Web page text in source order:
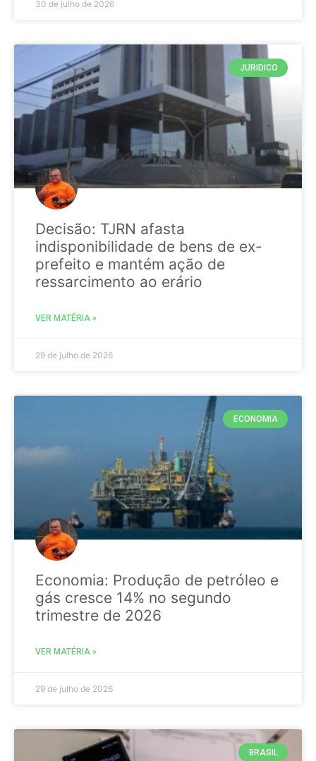
30 de julho de 2026
JURIDICO
Decisão: TJRN afasta
indisponibilidade de bens de ex-
prefeito e mantém ação de
ressarcimento ao erário
VER MATÉRIA »
29 de julho de 2026
ECONOMIA
Economia: Produção de petróleo e
gás cresce 14% no segundo
trimestre de 2026
VER MATÉRIA »
29 de julho de 2026
BRASIL